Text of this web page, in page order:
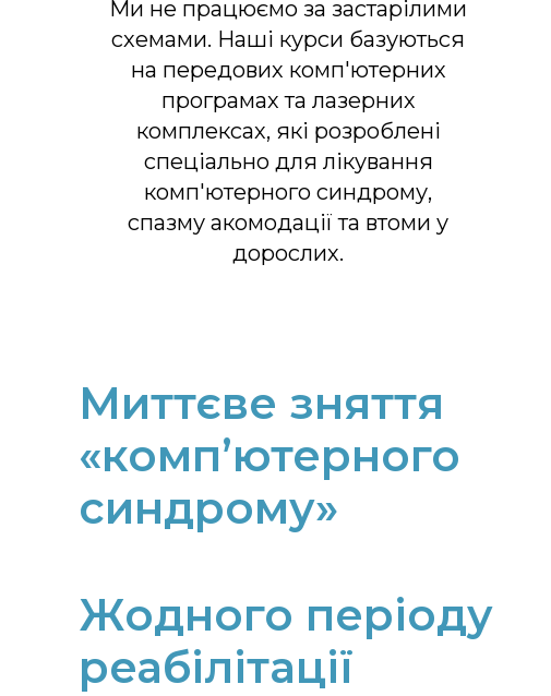
Ми не працюємо за застарілими
схемами. Наші курси базуються
на передових комп'ютерних
програмах та лазерних
комплексах, які розроблені
спеціально для лікування
комп'ютерного синдрому,
спазму акомодації та втоми у
дорослих.
Миттєве зняття
«комп’ютерного
синдрому»
Жодного періоду
реабілітації